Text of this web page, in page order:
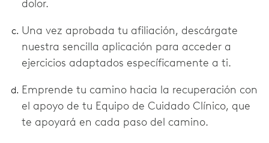
dolor.
Una vez aprobada tu afiliación, descárgate
nuestra sencilla aplicación para acceder a
ejercicios adaptados específicamente a ti.
Emprende tu camino hacia la recuperación con
el apoyo de tu Equipo de Cuidado Clínico, que
te apoyará en cada paso del camino.